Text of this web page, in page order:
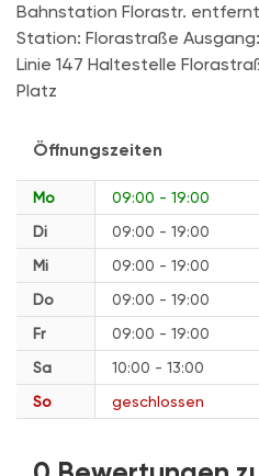
Bahnstation Florastr. entfernt.
Station: Florastraße
Linie 147 Haltestelle
Platz
Öffnungszeiten
Mo
09:00 - 19:00
Di
09:00 - 19:00
Mi
09:00 - 19:00
Do
09:00 - 19:00
Fr
09:00 - 19:00
Sa
10:00 - 13:00
So
geschlossen